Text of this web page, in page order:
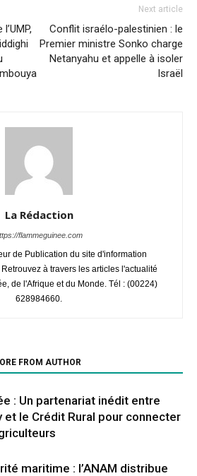
Next article
Conflit israélo-palestinien : le
Premier ministre Sonko charge
Netanyahu et appelle à isoler
Israël
La Rédaction
flammeguinee.com
de Publication du site d'information
à travers les articles l'actualité
de l'Afrique et du Monde. Tél : (00224)
628984660.
FROM AUTHOR
: Un partenariat inédit entre
et le Crédit Rural pour connecter
maritime : l’ANAM distribue